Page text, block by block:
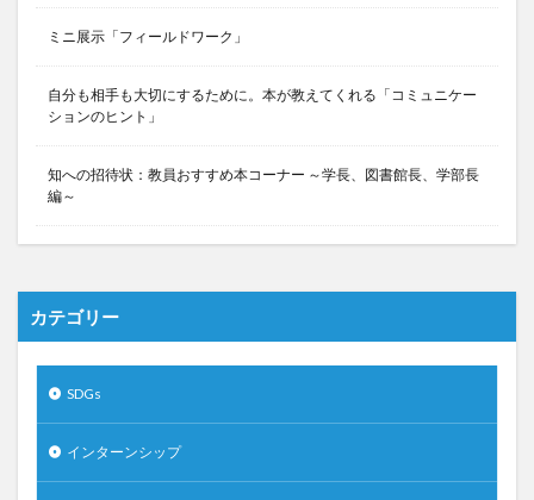
ミニ展示「フィールドワーク」
自分も相手も大切にするために。本が教えてくれる「コミュニケー
ションのヒント」
知への招待状：教員おすすめ本コーナー ～学長、図書館長、学部長
編～
カテゴリー
SDGs
インターンシップ